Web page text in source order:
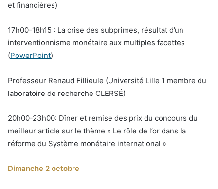
et financières)
17h00-18h15 : La crise des subprimes, résultat d’un
interventionnisme monétaire aux multiples facettes
(PowerPoint)
Professeur Renaud Fillieule (Université Lille 1 membre du
laboratoire de recherche CLERSÉ)
20h00-23h00: Dîner et remise des prix du concours du
meilleur article sur le thème « Le rôle de l’or dans la
réforme du Système monétaire international »
Dimanche 2 octobre